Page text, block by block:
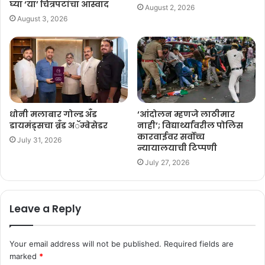
इतिहास, कायदा, वैद्यकशास्त्र आणि नीतिशास्त्र यासारख्या 57 विषयांचा वापर
करून जागतिक ज्ञान आणि समस्या सोडवण्याच्या क्षमतेचे मोजमाप करतो.
सरकारी कार्यालयात आता होणार केवळ ऑनलाईन आर्थिक व्यवहार… –
Rashtramat
घ्या ‘या’ चित्रपटांचा आस्वाद
August 3, 2026
August 2, 2026
धोनी मलाबार गोल्ड अँड
डायमंड्सचा ब्रँड अॅम्बेसेडर
July 31, 2026
‘आंदोलन म्हणजे लाठीमार
नाही’; विद्यार्थ्यांवरील पोलिस
कारवाईवर सर्वोच्च
न्यायालयाची टिप्पणी
July 27, 2026
Leave a Reply
Your email address will not be published. Required fields are
marked *